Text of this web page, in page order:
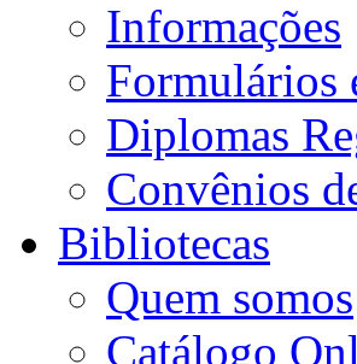
Informações
Formulários
Diplomas
Convênios
Bibliotecas
Quem somos
Catálogo